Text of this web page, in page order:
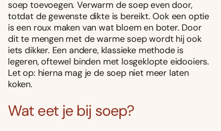
soep toevoegen. Verwarm de soep even door,
totdat de gewenste dikte is bereikt. Ook een optie
is een roux maken van wat bloem en boter. Door
dit te mengen met de warme soep wordt hij ook
iets dikker. Een andere, klassieke methode is
legeren, oftewel binden met losgeklopte eidooiers.
Let op: hierna mag je de soep niet meer laten
koken.
Wat eet je bij soep?